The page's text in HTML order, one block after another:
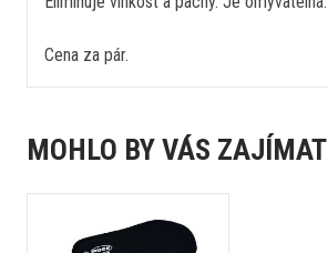
Cena za pár.
MOHLO BY VÁS ZAJÍMAT